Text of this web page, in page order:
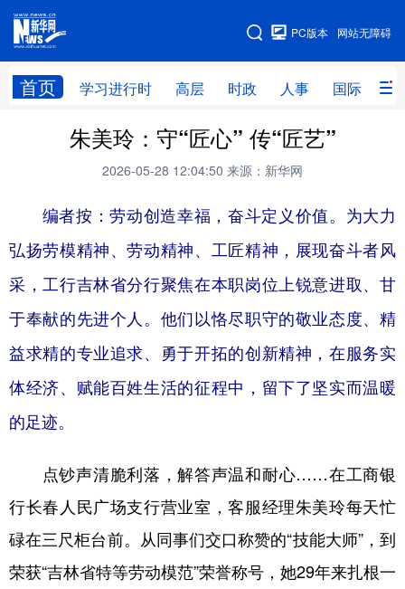
网站无障碍
PC版本
首页 学习进行时 高层 时政 人事 国际 财
网站地图
学习进行时 高层 时政 人事
财经 网评
台湾 思客智库 全球连线 教育
科技 科创 量子 体育
文化 书画 健康 军事
访谈 视频 图片 政务
法律 中央文件 金融 汽车
食品 信息化 数字经济
城市 旅游 能源 会展
彩票 娱乐 时尚 悦读
一带一路 亚太网 上市公司
朱美玲：守“匠心” 传“匠艺”
2026-05-28 12:04:50 来源：新华网
编者按：劳动创造幸福，奋斗定义价值。为大力
弘扬劳模精神、劳动精神、工匠精神，展现奋斗者风
采，工行吉林省分行聚焦在本职岗位上锐意进取、甘
于奉献的先进个人。他们以恪尽职守的敬业态度、精
益求精的专业追求、勇于开拓的创新精神，在服务实
体经济、赋能百姓生活的征程中，留下了坚实而温暖
的足迹。
点钞声清脆利落，解答声温和耐心……在工商银
行长春人民广场支行营业室，客服经理朱美玲每天忙
碌在三尺柜台前。从同事们交口称赞的“技能大师”，到
荣获“吉林省特等劳动模范”荣誉称号，她29年来扎根一